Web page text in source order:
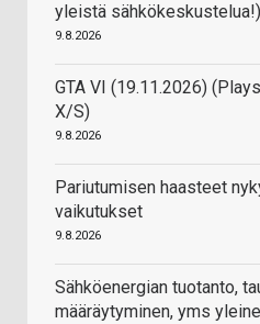
yleistä sähkökeskustelua!)
9.8.2026
GTA VI (19.11.2026)
X/S)
9.8.2026
Pariutumisen haasteet
vaikutukset
9.8.2026
Sähköenergian tuotanto,
määräytyminen, yms